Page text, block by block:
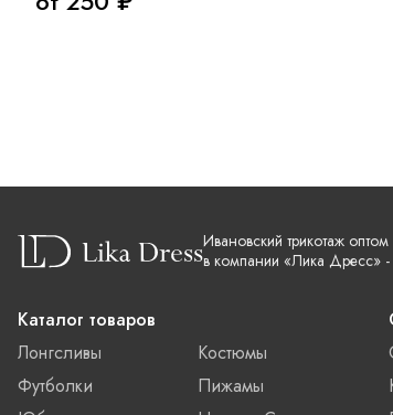
Ивановский трикотаж
в компании «Лика Дресс»
Каталог товаров
Лонгсливы
Футболки
Костюмы
Пижамы